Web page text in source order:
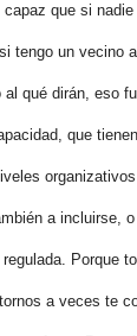
que si
tengo un vecino
qué dirán, eso
que
a incluirse,
Porque
a veces te